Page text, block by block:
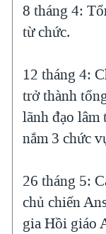
8 tháng 4:
từ chức.
12 tháng 4:
trở thành
lãnh đạo
nắm 3 chức
26 tháng 5:
chủ chiến
gia Hồi giáo